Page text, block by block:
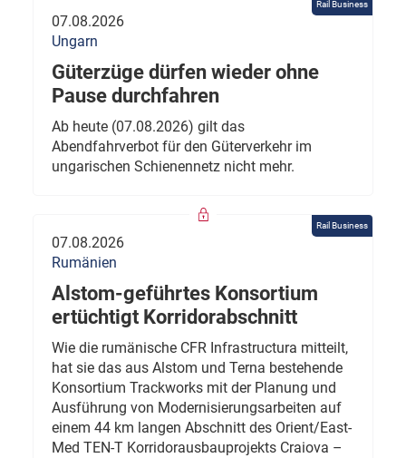
Rail Business
07.08.2026
Ungarn
Güterzüge dürfen wieder ohne
Pause durchfahren
Ab heute (07.08.2026) gilt das
Abendfahrverbot für den Güterverkehr im
ungarischen Schienennetz nicht mehr.
Rail Business
07.08.2026
Rumänien
Alstom-geführtes Konsortium
ertüchtigt Korridorabschnitt
Wie die rumänische CFR Infrastructura mitteilt,
hat sie das aus Alstom und Terna bestehende
Konsortium Trackworks mit der Planung und
Ausführung von Modernisierungsarbeiten auf
einem 44 km langen Abschnitt des Orient/East-
Med TEN-T Korridorausbauprojekts Craiova –